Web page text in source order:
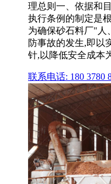
理总则一、依据和
执行条例的制定是
为确保砂石料厂"人
防事故的发生,即以
针,以降低安全成本
联系电话: 180 3780